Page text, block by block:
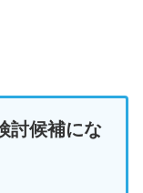
討候補にな